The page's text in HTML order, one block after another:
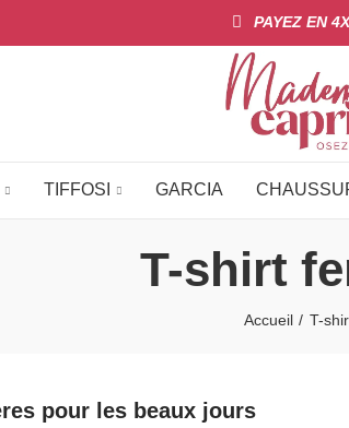
PAYEZ EN
TIFFOSI GARCIA
T-shirt
Accueil T-
pour les beaux jours